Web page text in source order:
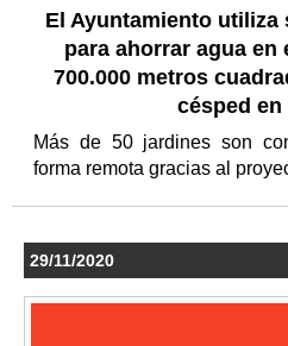
El Ayuntamiento utiliza
para ahorrar agua en
700.000 metros
césped en
Más de 50 jardines son
forma remota gracias al
29/11/2020